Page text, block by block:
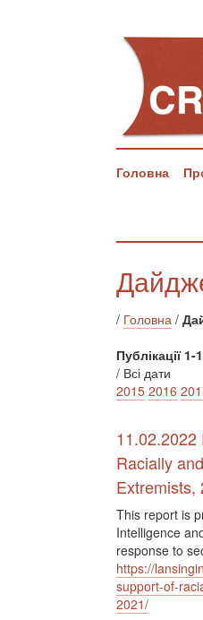
Головна
/ Головна /
Публікації
/ Всі дати
2015 2016
Racially
Extremists,
This report is
Intelligence
response to
https://
support-of-
2021/